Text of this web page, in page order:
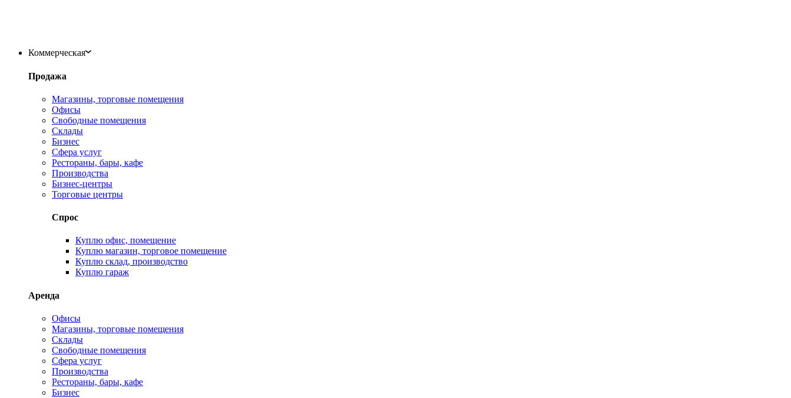
Коммерческая
Продажа
Магазины, торговые помещения
Офисы
Свободные помещения
Склады
Бизнес
Сфера услуг
Рестораны, бары, кафе
Производства
Бизнес-центры
Торговые центры
Спрос
Куплю офис, помещение
Куплю магазин, торговое помещение
Куплю склад, производство
Куплю гараж
Аренда
Офисы
Магазины, торговые помещения
Склады
Свободные помещения
Сфера услуг
Производства
Рестораны, бары, кафе
Бизнес